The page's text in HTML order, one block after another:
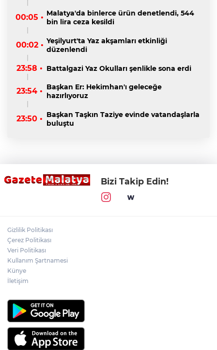
00:05 • Malatya'da binlerce ürün denetlendi, 544
bin lira ceza kesildi
00:02 • Yeşilyurt'ta Yaz akşamları etkinliği
düzenlendi
23:58 • Battalgazi Yaz Okulları şenlikle sona erdi
23:54 • Başkan Er: Hekimhan'ı geleceğe
hazırlıyoruz
23:50 • Başkan Taşkın Taziye evinde vatandaşlarla
buluştu
Bizi Takip Edin!
Gizlilik Politikası
Çerez Politikası
Veri Politikası
Kullanım Şartnamesi
Künye
İletişim